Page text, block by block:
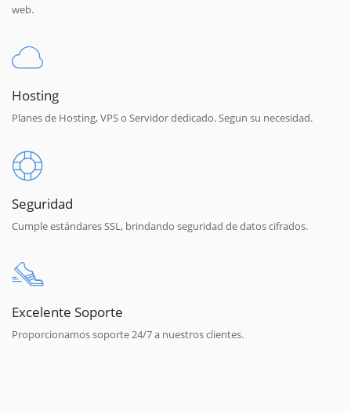
web.
Hosting
Planes de Hosting, VPS o Servidor dedicado. Segun su necesidad.
Seguridad
Cumple estándares SSL, brindando seguridad de datos cifrados.
Excelente Soporte
Proporcionamos soporte 24/7 a nuestros clientes.